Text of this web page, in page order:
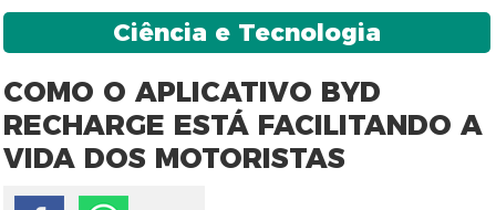
Ciência e Tecnologia
COMO O APLICATIVO BYD
RECHARGE ESTÁ FACILITANDO A
VIDA DOS MOTORISTAS